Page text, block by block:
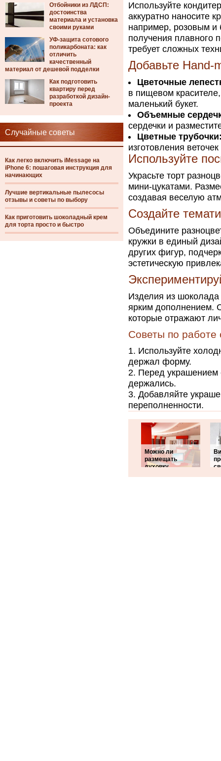
Отбойники из ЛДСП:
достоинства
материала и установка
своими руками
УФ-защита сотового
поликарбоната: как
отличить
качественный
материал от дешевой подделки
Как подготовить
квартиру перед
разработкой дизайн-
проекта
Случайные советы
Как легко включить iMessage на
iPhone 6: пошаговая инструкция для
начинающих
Лучшие вертикальные пылесосы
отзывы и советы по выбору
Как приготовить шоколадный крем
для торта просто и быстро
Используйте
аккуратно наносите
например, розовым и
получения плавного
требует сложных
Добавьте
Цветочные
в пищевом
маленький букет.
Объемные
сердечки и
Цветные
изготовления
Используйте
Украсьте торт
мини-цукатами.
создавая веселую
Создайте
Объедините
кружки в единый
других фигур,
эстетическую
Изделия из
ярким дополнением.
которые отражают
Советы по работе
Используйте
держал форму.
Перед украшением
держались.
Добавляйте
переполненности.
Можно ли
размещать
духовку